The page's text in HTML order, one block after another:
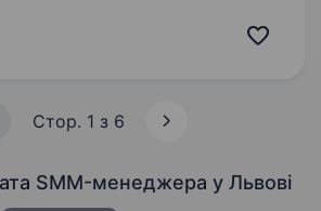
Ми прагнемо не лише дбати
Стор. 1 з 6
SMM-менеджера у Львові